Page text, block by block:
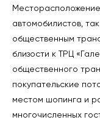
автомобилистов,
общественным
близости к ТРЦ
общественного
покупательские
местом шопинга и
многочисленных